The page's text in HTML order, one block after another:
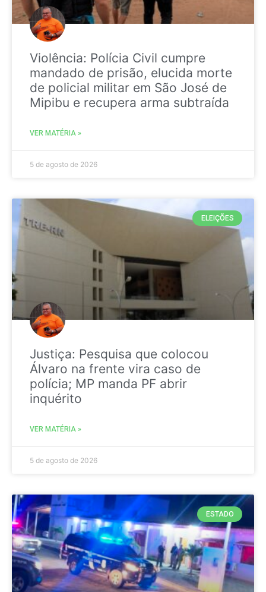
Violência: Polícia Civil cumpre
mandado de prisão, elucida morte
de policial militar em São José de
Mipibu e recupera arma subtraída
VER MATÉRIA »
5 de agosto de 2026
ELEIÇÕES
Justiça: Pesquisa que colocou
Álvaro na frente vira caso de
polícia; MP manda PF abrir
inquérito
VER MATÉRIA »
5 de agosto de 2026
ESTADO